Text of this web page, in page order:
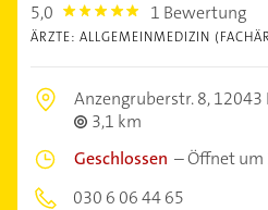
5,0 5.0 1 Bewertung
ÄRZTE: ALLGEMEINMEDIZIN
Anzengruberstr. 8,12043
3,1 km
Geschlossen –Öffnet um
030 6 06 44 65